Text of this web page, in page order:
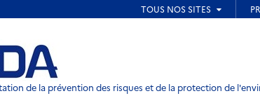
de page
de la prévention des risques et de la protection de